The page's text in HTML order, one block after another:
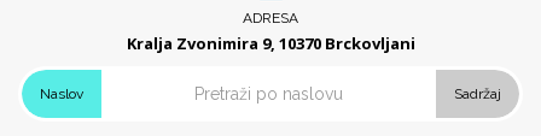
ADRESA
Kralja Zvonimira 9, 10370 Brckovljani
Naslov Sadržaj